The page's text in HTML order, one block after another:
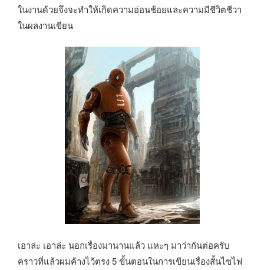
ในงานด้วยจึงจะทำให้เกิดความอ่อนช้อยและความมีชีวิตชีวา
ในผลงานเขียน
เอาล่ะ เอาล่ะ นอกเรื่องมานานแล้ว แหะๆ มาว่ากันต่อครับ
คราวที่แล้วผมค้างไว้ตรง 5 ขั้นตอนในการเขียนเรื่องสั้นไซไฟ